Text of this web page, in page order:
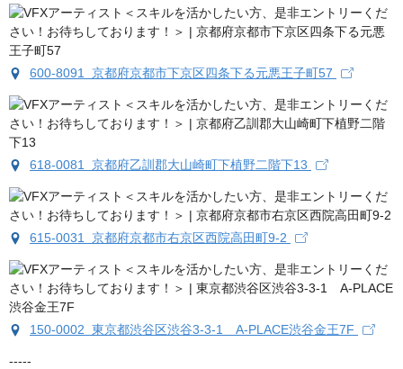
600-8091 京都府京都市下京区四条下る元悪王子町57
618-0081 京都府乙訓郡大山崎町下植野二階下13
615-0031 京都府京都市右京区西院高田町9‐2
150-0002 東京都渋谷区渋谷3-3-1 A-PLACE渋谷金王7F
-----